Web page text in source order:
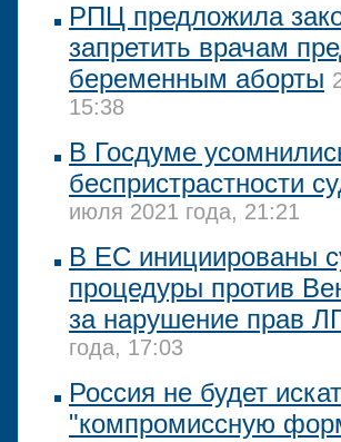
РПЦ предложила
запретить врачам
беременным аборты
15:38
В Госдуме
беспристрастности
июля 2021 года, 21:21
В ЕС инициированы
процедуры против
за нарушение прав
года, 17:03
Россия не будет
"компромиссную